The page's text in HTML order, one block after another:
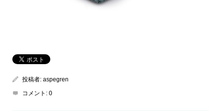
投稿者: aspegren
コメント: 0